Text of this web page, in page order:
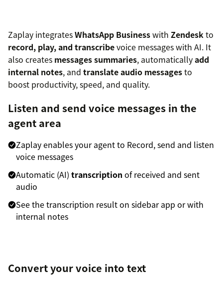
Zaplay integratesWhatsApp Businesswith Zendeskto
record, play, and transcribevoice messages with AI. It
also creates messages summaries, automaticallyadd
internal notes, and translate audio messagesto
boost productivity, speed, and quality.
Listen and send voice messages in the
agent area
Zaplay enables your agent to Record, send and listen
voice messages
Automatic (AI) transcription of received and sent
audio
See the transcription result on sidebar app or with
internal notes
Convert your voice into text